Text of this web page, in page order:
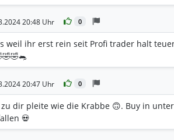
20:48 Uhr 0
weil ihr erst rein seit Profi trader halt
20:47 Uhr 0
dir pleite wie die Krabbe 🙃. Buy in
💀